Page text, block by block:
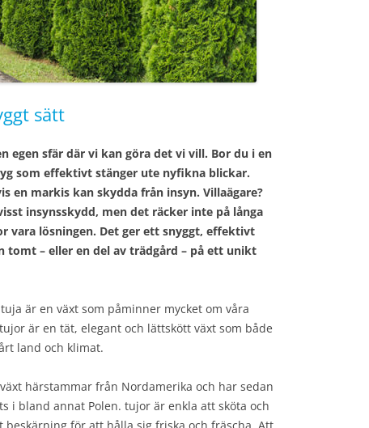
sätt
egen sfär där vi kan göra det vi vill. Bor du i en
som effektivt stänger ute nyfikna blickar.
en markis kan skydda från insyn. Villaägare?
insynsskydd, men det räcker inte på långa
vara lösningen. Det ger ett snyggt, effektivt
– eller en del av trädgård – på ett unikt
är en växt som påminner mycket om våra
är en tät, elegant och lättskött växt som både
land och klimat.
härstammar från Nordamerika och har sedan
i bland annat Polen. tujor är enkla att sköta och